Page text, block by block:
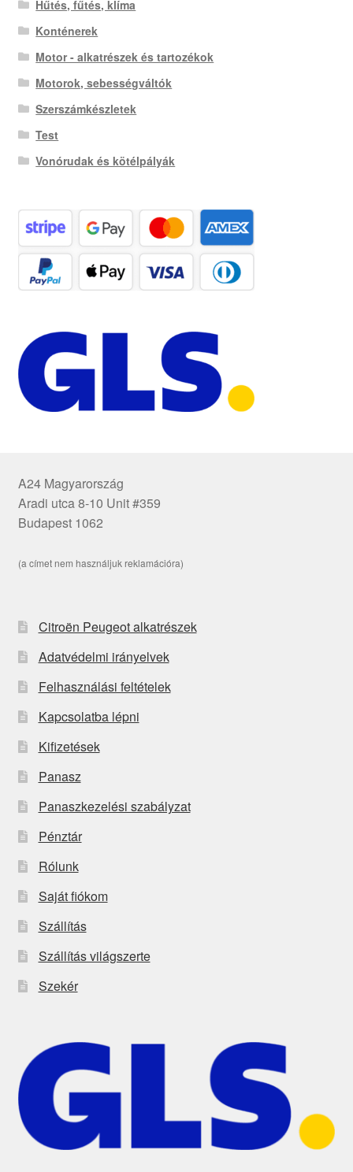
Hűtés, fűtés, klíma
Konténerek
Motor - alkatrészek és tartozékok
Motorok, sebességváltók
Szerszámkészletek
Test
Vonórudak és kötélpályák
A24 Magyarország
Aradi utca 8-10 Unit #359
Budapest 1062
(a címet nem használjuk reklamációra)
Citroën Peugeot alkatrészek
Adatvédelmi irányelvek
Felhasználási feltételek
Kapcsolatba lépni
Kifizetések
Panasz
Panaszkezelési szabályzat
Pénztár
Rólunk
Saját fiókom
Szállítás
Szállítás világszerte
Szekér